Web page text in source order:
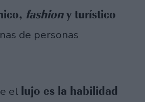
fashiony turístico
de personas
el lujo es la habilidad